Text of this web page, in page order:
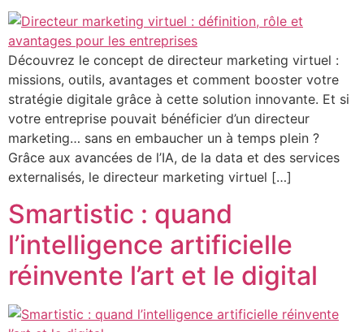
Découvrez le concept de directeur marketing virtuel :
missions, outils, avantages et comment booster votre
stratégie digitale grâce à cette solution innovante. Et si
votre entreprise pouvait bénéficier d’un directeur
marketing… sans en embaucher un à temps plein ?
Grâce aux avancées de l’IA, de la data et des services
externalisés, le directeur marketing virtuel […]
Smartistic : quand
l’intelligence artificielle
réinvente l’art et le digital